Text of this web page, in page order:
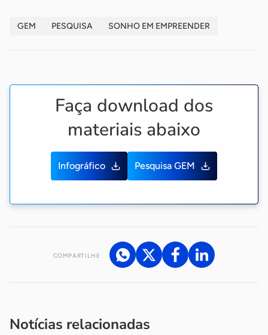
GEM PESQUISA SONHO EM EMPREENDER
Faça download dos
materiais abaixo
Infográfico Pesquisa GEM
COMPARTILHE
Notícias relacionadas